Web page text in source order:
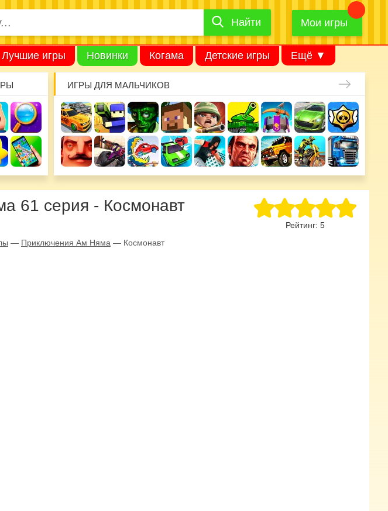
Найти
Найти Мои игры
Лучшие игры Новинки Когама Детские игры Ещё ▼
ИГРЫ ДЛЯ МАЛЬЧИКОВ
Рейтинг: 5
61 серия - Космонавт
— Приключения Ам Няма — Космонавт